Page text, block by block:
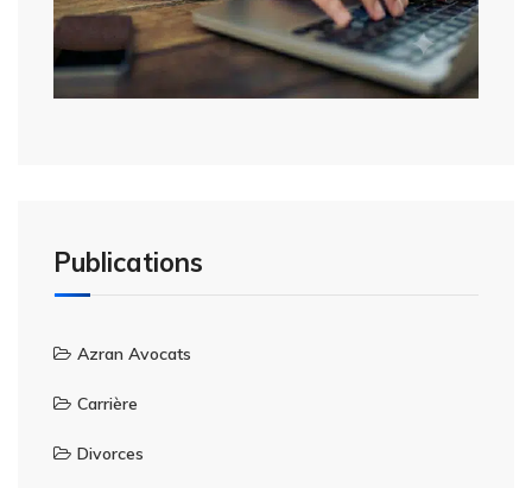
Publications
Azran Avocats
Carrière
Divorces